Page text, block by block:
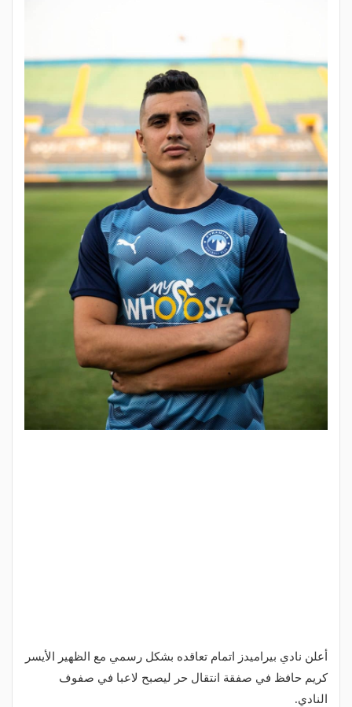
أعلن نادي بيراميدز اتمام تعاقده بشكل رسمي مع الظهير الأيسر
كريم حافظ في صفقة انتقال حر ليصبح لاعبا في صفوف
النادي.